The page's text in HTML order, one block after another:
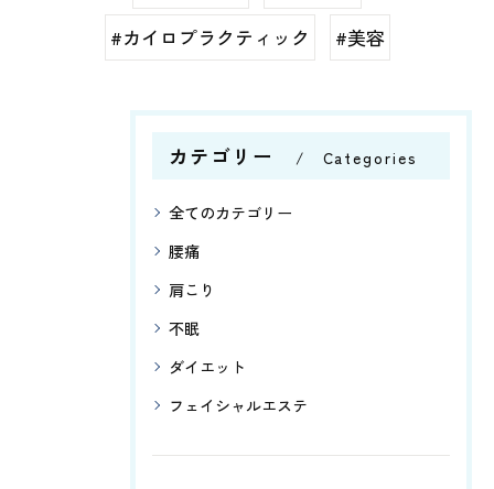
#カイロプラクティック
#美容
カテゴリー Categories
全てのカテゴリー
腰痛
肩こり
不眠
ダイエット
フェイシャルエステ